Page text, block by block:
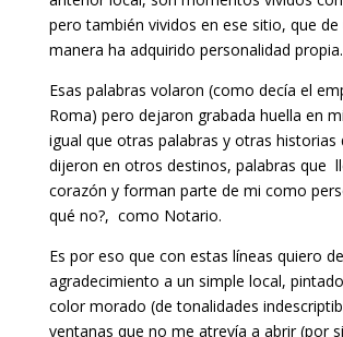
pero también vividos en ese sitio, que
manera ha adquirido personalidad propia.
Esas palabras volaron (como decía el
Roma) pero dejaron grabada huella en
igual que otras palabras y otras historias
dijeron en otros destinos, palabras que
corazón y forman parte de mi como
qué no?, como Notario.
Es por eso que con estas líneas quiero
agradecimiento a un simple local,
color morado (de tonalidades
ventanas que no me atrevía a abrir (por